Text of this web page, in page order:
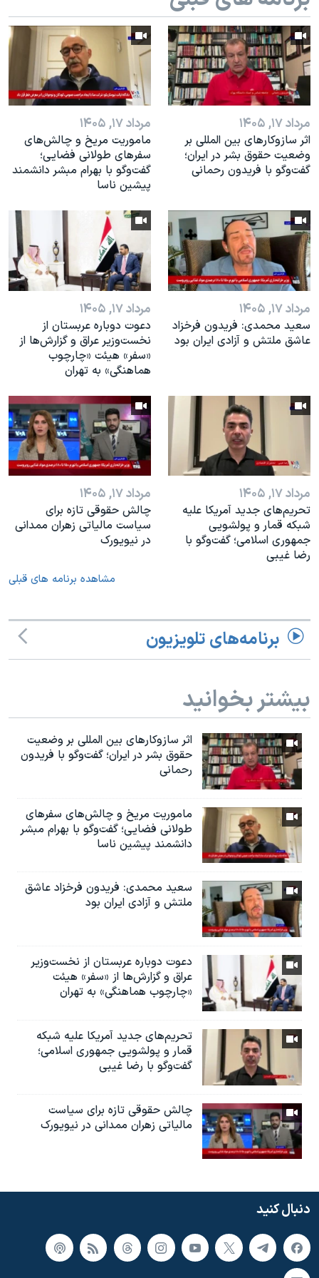
نرگس محمدی برنده جایزه نوبل صلح
همایش محافظه‌کاران آمریکا «سی‌پک»
صفحه‌های ویژه
سفر پرزیدنت ترامپ به چین
مرداد ۱۷, ۱۴۰۵
اثر ساز‌و‌کارهای بین المللی بر
وضعیت حقوق بشر در ایران؛
گفت‌وگو با فریدون رحمانی
مرداد ۱۷, ۱۴۰۵
ماموریت مریخ و چالش‌های
سفرهای طولانی فضایی؛
گفت‌وگو با بهرام مبشر دانشمند
پیشین ناسا
مرداد ۱۷, ۱۴۰۵
سعید محمدی: فریدون فرخزاد
عاشق ملتش و آزادی ایران بود
مرداد ۱۷, ۱۴۰۵
دعوت دوباره عربستان از
نخست‌وزیر عراق و گزارش‌ها از
«سفر» هیئت «چارچوب
هماهنگی» به تهران
مرداد ۱۷, ۱۴۰۵
تحریم‌های جدید آمریکا علیه
شبکه قمار و پولشویی
جمهوری اسلامی؛ گفت‌وگو با
رضا غیبی
مرداد ۱۷, ۱۴۰۵
چالش حقوقی تازه برای
سیاست مالیاتی زهران ممدانی
در نیویورک
مشاهده برنامه های قبلی
برنامه‌های تلویزیون
بیشتر بخوانید
اثر ساز‌و‌کارهای بین المللی بر وضعیت
حقوق بشر در ایران؛ گفت‌وگو با فریدون
رحمانی
ماموریت مریخ و چالش‌های سفرهای
طولانی فضایی؛ گفت‌وگو با بهرام مبشر
دانشمند پیشین ناسا
سعید محمدی: فریدون فرخزاد عاشق
ملتش و آزادی ایران بود
دعوت دوباره عربستان از نخست‌وزیر
عراق و گزارش‌ها از «سفر» هیئت
«چارچوب هماهنگی» به تهران
تحریم‌های جدید آمریکا علیه شبکه
قمار و پولشویی جمهوری اسلامی؛
گفت‌وگو با رضا غیبی
چالش حقوقی تازه برای سیاست
مالیاتی زهران ممدانی در نیویورک
دنبال کنید